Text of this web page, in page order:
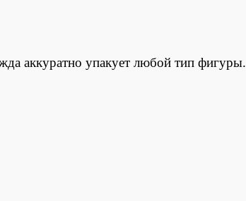
аккуратно упакует любой тип фигуры.